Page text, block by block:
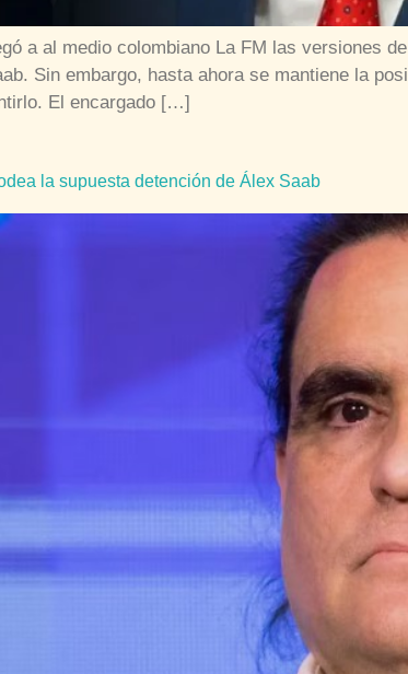
a al medio colombiano La FM las versiones
Sin embargo, hasta ahora se mantiene la
El encargado […]
la supuesta detención de Álex Saab